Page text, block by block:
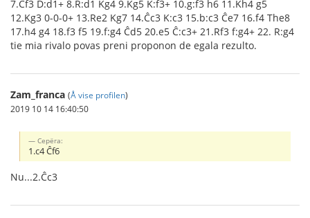
7.Ĉf3 D:d1+ 8.R:d1 Kg4 9.Kg5 K:f3+ 10.g:f3 h6 11.Kh4 g5
12.Kg3 0-0-0+ 13.Re2 Kg7 14.Ĉc3 K:c3 15.b:c3 Ĉe7 16.f4 The8
17.h4 g4 18.f3 f5 19.f:g4 Ĉd5 20.e5 Ĉ:c3+ 21.Rf3 f:g4+ 22. R:g4
tie mia rivalo povas preni proponon de egala rezulto.
Zam_franca (Å vise profilen)
2019 10 14 16:40:50
Серёга:
1.c4 Ĉf6
Nu...2.Ĉc3